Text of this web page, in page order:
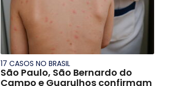
17 CASOS NO BRASIL
São Paulo, São Bernardo do
Campo e Guarulhos confirmam